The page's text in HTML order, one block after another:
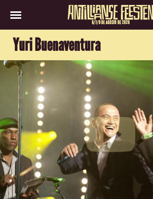
6/7/8 DE AGOSTO DE 2026
Yuri Buenaventura